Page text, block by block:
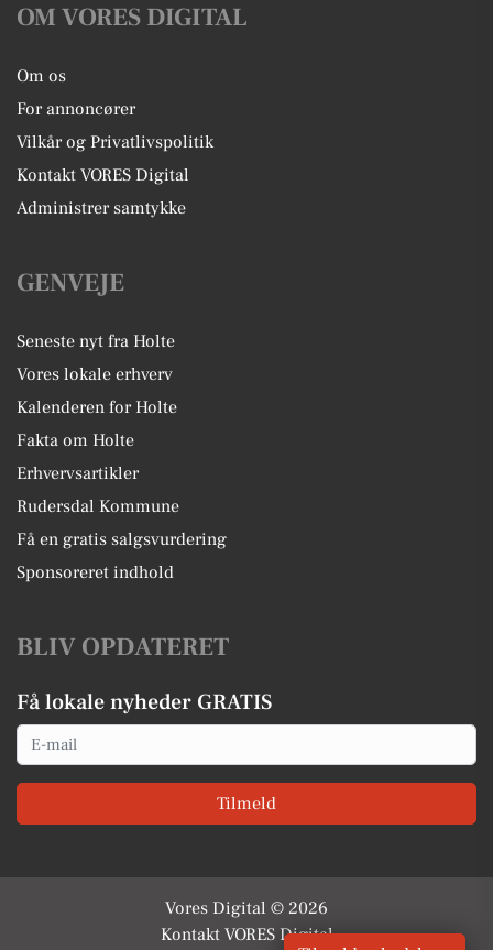
OM VORES DIGITAL
Om os
For annoncører
Vilkår og Privatlivspolitik
Kontakt VORES Digital
Administrer samtykke
GENVEJE
Seneste nyt fra Holte
Vores lokale erhverv
Kalenderen for Holte
Fakta om Holte
Erhvervsartikler
Rudersdal Kommune
Få en gratis salgsvurdering
Sponsoreret indhold
BLIV OPDATERET
Få lokale nyheder GRATIS
Email
Tilmeld
Vores Digital © 2026
Kontakt VORES Digital